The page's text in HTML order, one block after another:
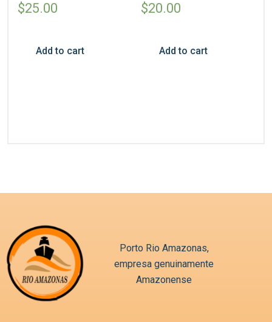
$25.00
Add to cart
$20.00
Add to cart
Porto Rio Amazonas,
empresa genuinamente
Amazonense